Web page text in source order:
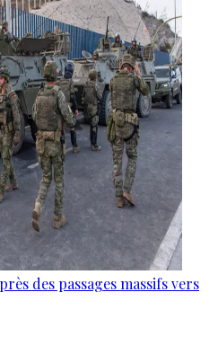
des passages massifs vers